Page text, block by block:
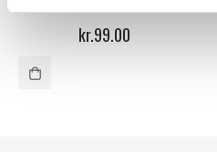
NAVN
kr.99.00